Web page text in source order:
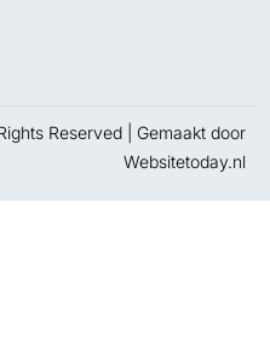
Reserved | Gemaakt door
Websitetoday.nl